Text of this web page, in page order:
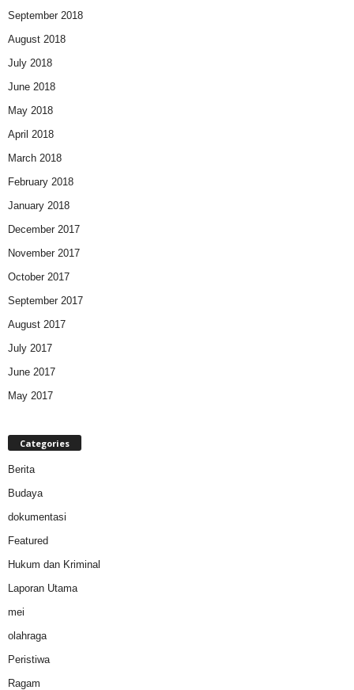
September 2018
August 2018
July 2018
June 2018
May 2018
April 2018
March 2018
February 2018
January 2018
December 2017
November 2017
October 2017
September 2017
August 2017
July 2017
June 2017
May 2017
Categories
Berita
Budaya
dokumentasi
Featured
Hukum dan Kriminal
Laporan Utama
mei
olahraga
Peristiwa
Ragam